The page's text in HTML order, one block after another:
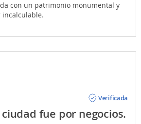
con un patrimonio monumental y
incalculable.
Verificada
fue por negocios.